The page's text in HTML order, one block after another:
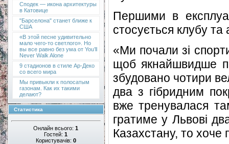
Сподек — икона архитектуры
в Катовице
"Барселона" станет ближе к
США
«В этой песне удивительно
мало чего-то светлого». Но
вы все равно без ума от You’ll
Never Walk Alone
9 стадионов в стиле Ар-Деко
со всего мира
Мы привыкли к полосатым
газонам. Как их такими
делают?
Статистика
Онлайн всього: 1
Гостей: 1
Користувачів: 0
Першими в
стосується клубу та
«Ми почали зі
щоб якнайшвидше
збудовано чотири
два з гібридним
вже тренувалася
гратиме у Львові
Казахстану, то хоче